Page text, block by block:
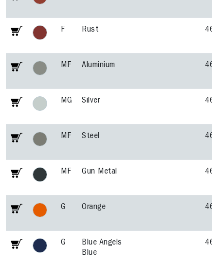
F Rust
MF Aluminium
MG Silver
MF Steel
MF Gun Metal
G Orange
G
Blue Angels
Blue